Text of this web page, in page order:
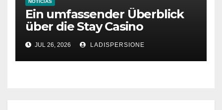
NOTICIAS
Ein umfassender Überblick
über die Stay Casino
Bonusbedingungen
JUL 26, 2026 LADISPERSIONE